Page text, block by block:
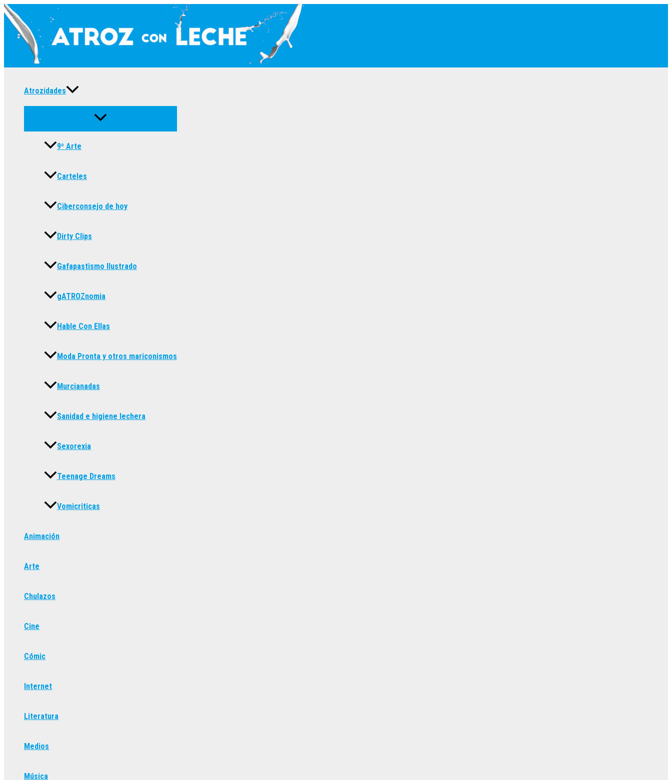
Ir
contenido
Atrozidades
9º Arte
Carteles
Ciberconsejo de hoy
Dirty Clips
Gafapastismo Ilustrado
gATROZnomia
Hable Con Ellas
Moda Pronta y otros mariconismos
Murcianadas
Sanidad e higiene lechera
Sexorexia
Teenage Dreams
Vomicriticas
Animación
Arte
Chulazos
Cine
Cómic
Internet
Literatura
Medios
Música